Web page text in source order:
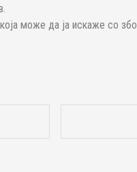
може да ја искаже со